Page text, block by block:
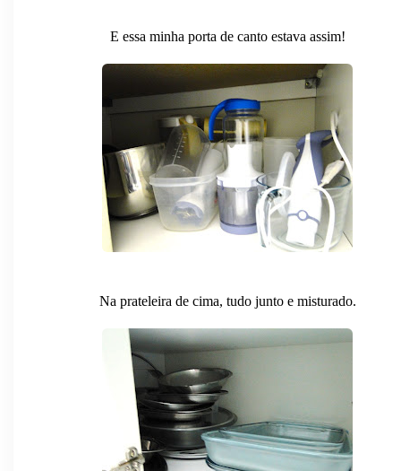
E essa minha porta de canto estava assim!
Na prateleira de cima, tudo junto e misturado.